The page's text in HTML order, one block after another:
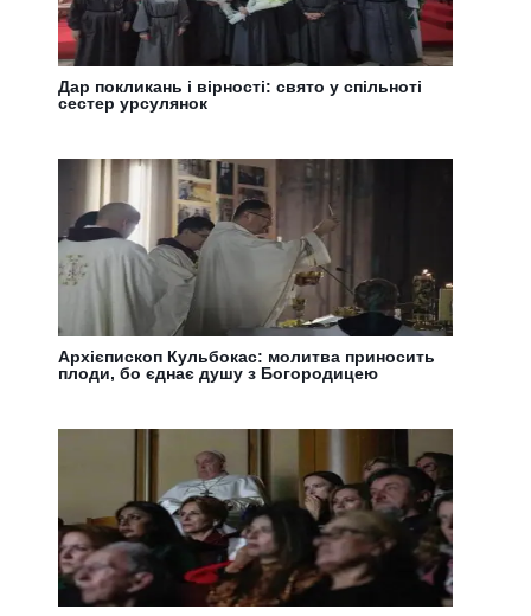
Дар покликань і вірності: свято у спільноті
сестер урсулянок
Архієпископ Кульбокас: молитва приносить
плоди, бо єднає душу з Богородицею